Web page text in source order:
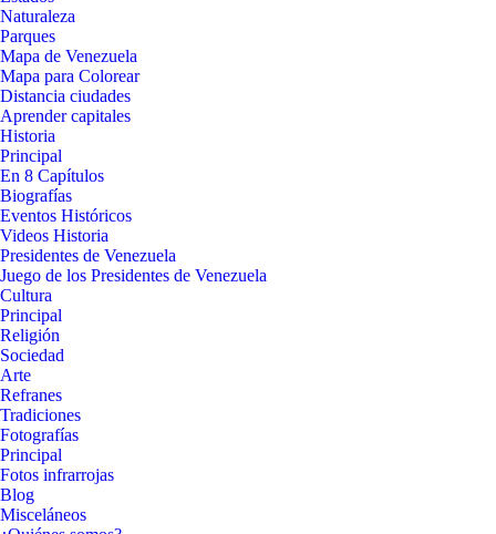
Naturaleza
Parques
Mapa de Venezuela
Mapa para Colorear
Distancia ciudades
Aprender capitales
Historia
Principal
En 8 Capítulos
Biografías
Eventos Históricos
Videos Historia
Presidentes de Venezuela
Juego de los Presidentes de Venezuela
Cultura
Principal
Religión
Sociedad
Arte
Refranes
Tradiciones
Fotografías
Principal
Fotos infrarrojas
Blog
Misceláneos